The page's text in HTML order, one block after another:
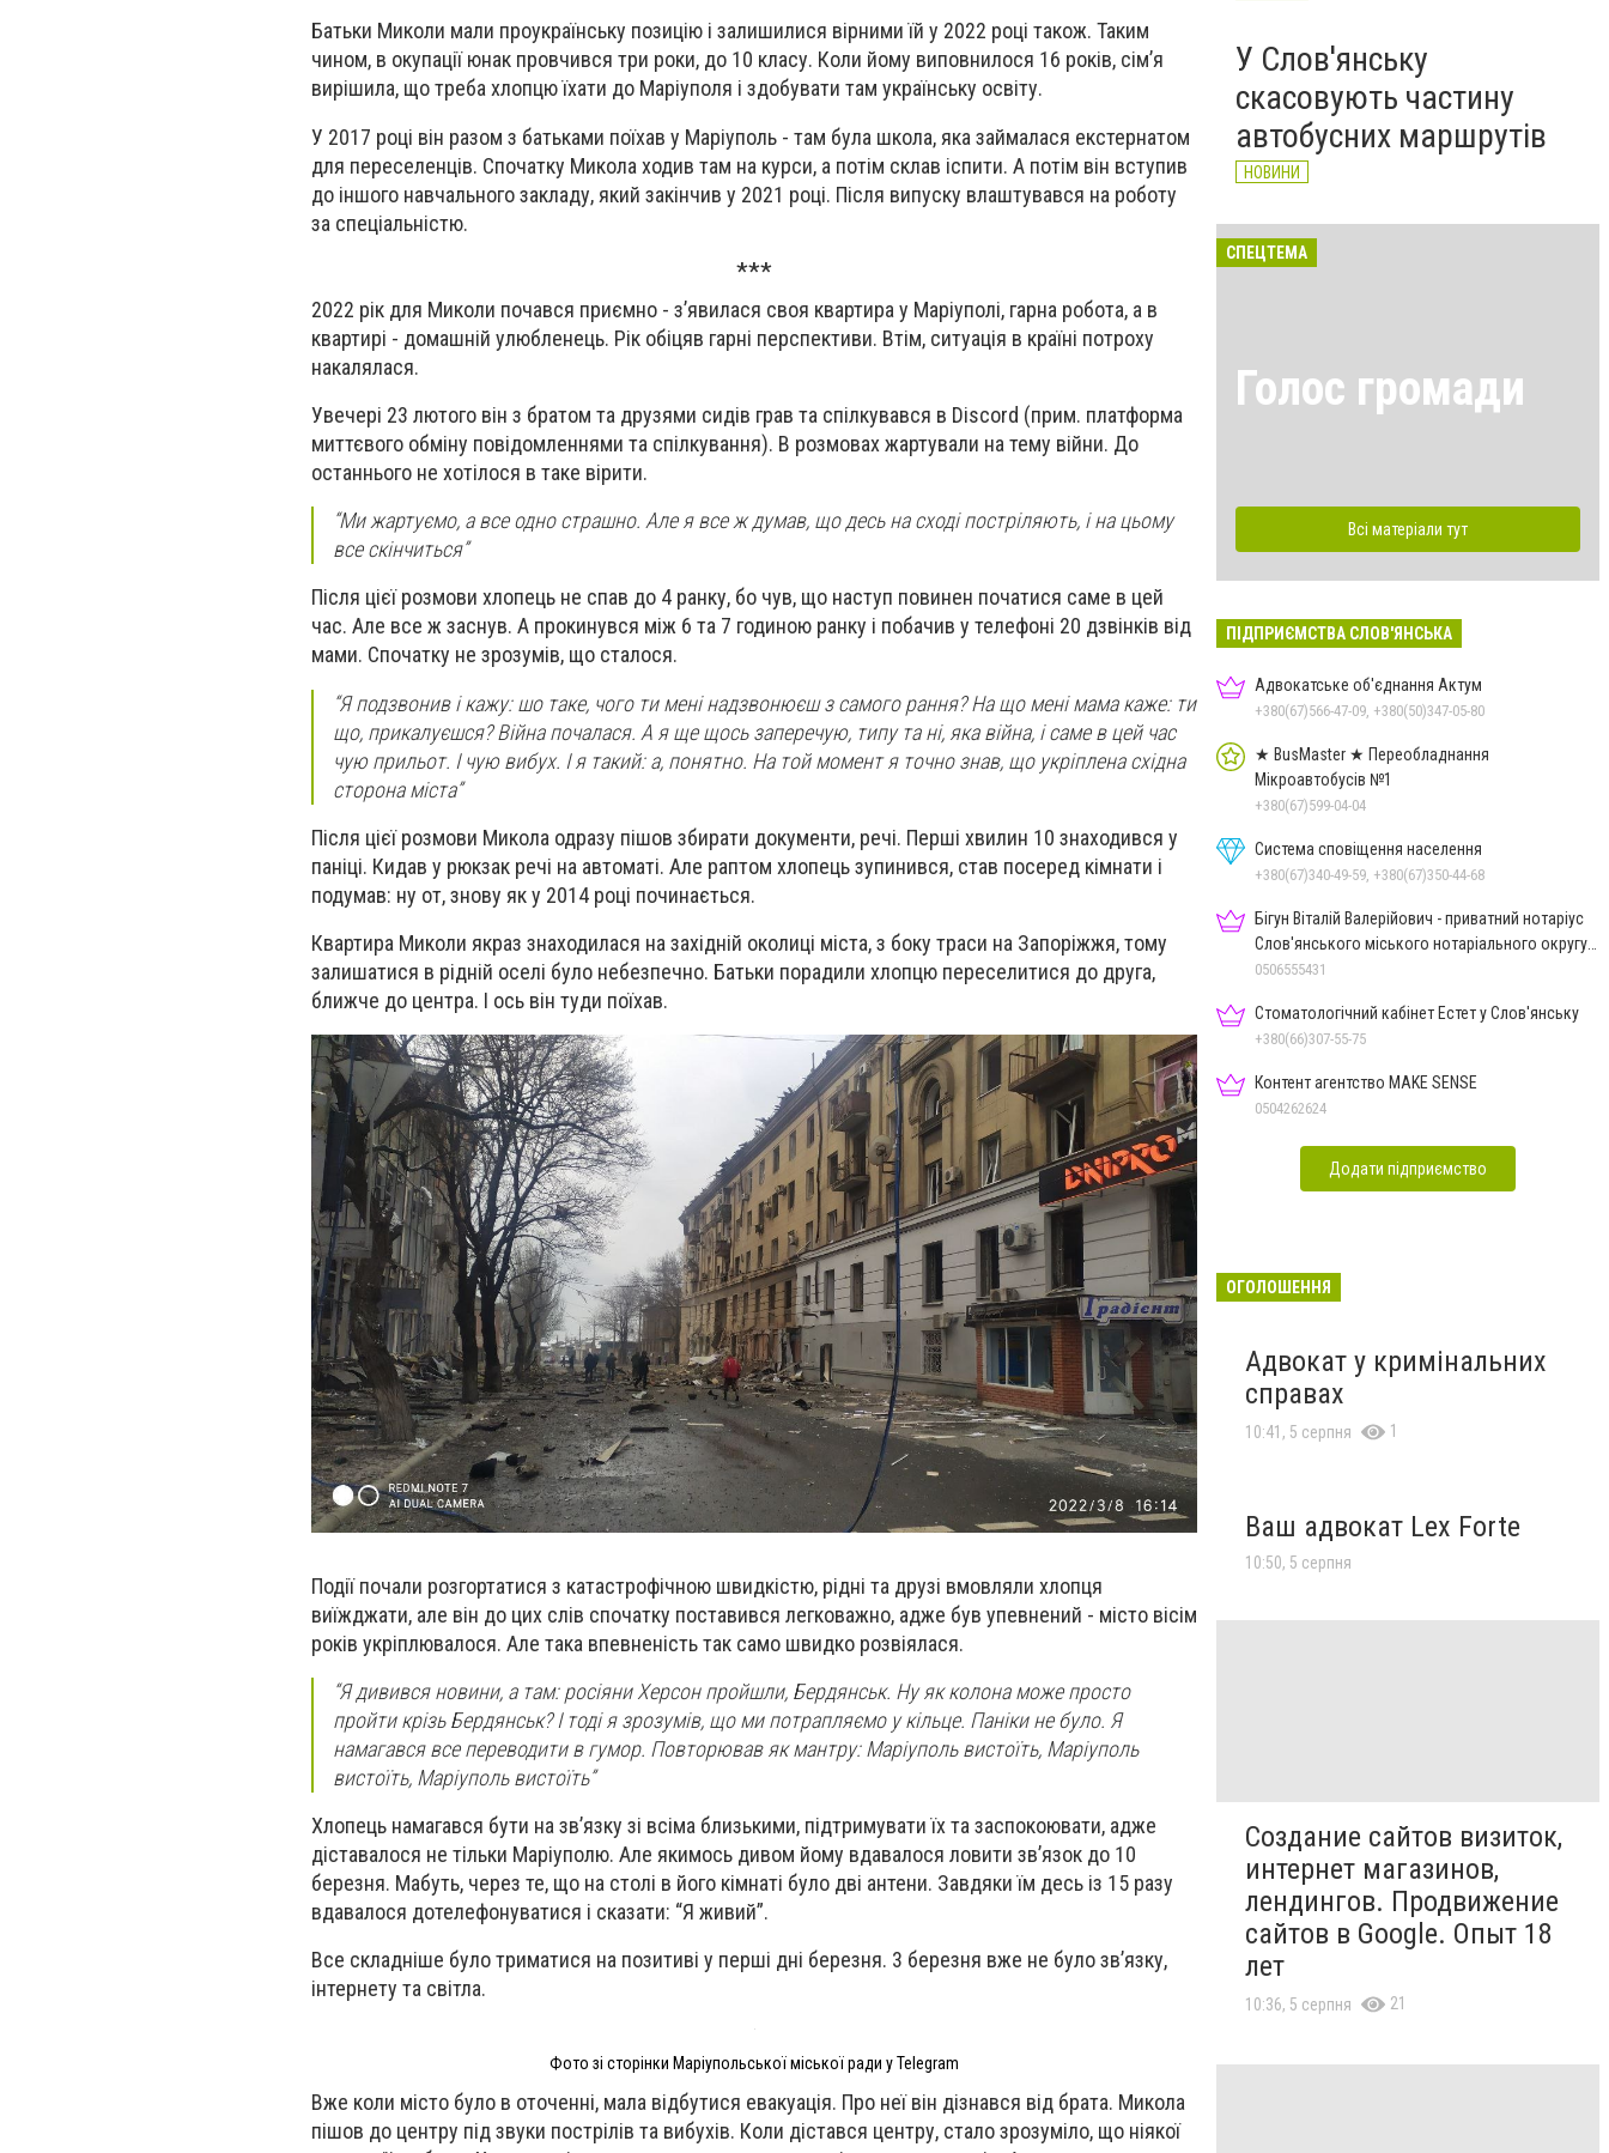
Батьки Миколи мали проукраїнську позицію і залишилися вірними їй у 2022 році також. Таким
чином, в окупації юнак провчився три роки, до 10 класу. Коли йому виповнилося 16 років, сім’я
вирішила, що треба хлопцю їхати до Маріуполя і здобувати там українську освіту.
У 2017 році він разом з батьками поїхав у Маріуполь - там була школа, яка займалася екстернатом
для переселенців. Спочатку Микола ходив там на курси, а потім склав іспити. А потім він вступив
до іншого навчального закладу, який закінчив у 2021 році. Після випуску влаштувався на роботу
за спеціальністю.
***
2022 рік для Миколи почався приємно - з’явилася своя квартира у Маріуполі, гарна робота, а в
квартирі - домашній улюбленець. Рік обіцяв гарні перспективи. Втім, ситуація в країні потроху
накалялася.
Увечері 23 лютого він з братом та друзями сидів грав та спілкувався в Discord (прим. платформа
миттєвого обміну повідомленнями та спілкування). В розмовах жартували на тему війни. До
останнього не хотілося в таке вірити.
“Ми жартуємо, а все одно страшно. Але я все ж думав, що десь на сході постріляють, і на цьому
все скінчиться”
Після цієї розмови хлопець не спав до 4 ранку, бо чув, що наступ повинен початися саме в цей
час. Але все ж заснув. А прокинувся між 6 та 7 годиною ранку і побачив у телефоні 20 дзвінків від
мами. Спочатку не зрозумів, що сталося.
“Я подзвонив і кажу: шо таке, чого ти мені надзвонюєш з самого рання? На що мені мама каже: ти
що, прикалуєшся? Війна почалася. А я ще щось заперечую, типу та ні, яка війна, і саме в цей час
чую прильот. І чую вибух. І я такий: а, понятно. На той момент я точно знав, що укріплена східна
сторона міста”
Після цієї розмови Микола одразу пішов збирати документи, речі. Перші хвилин 10 знаходився у
паніці. Кидав у рюкзак речі на автоматі. Але раптом хлопець зупинився, став посеред кімнати і
подумав: ну от, знову як у 2014 році починається.
Квартира Миколи якраз знаходилася на західній околиці міста, з боку траси на Запоріжжя, тому
залишатися в рідній оселі було небезпечно. Батьки порадили хлопцю переселитися до друга,
ближче до центра. І ось він туди поїхав.
Події почали розгортатися з катастрофічною швидкістю, рідні та друзі вмовляли хлопця
виїжджати, але він до цих слів спочатку поставився легковажно, адже був упевнений - місто вісім
років укріплювалося. Але така впевненість так само швидко розвіялася.
“Я дивився новини, а там: росіяни Херсон пройшли, Бердянськ. Ну як колона може просто
пройти крізь Бердянськ? І тоді я зрозумів, що ми потрапляємо у кільце. Паніки не було. Я
намагався все переводити в гумор. Повторював як мантру: Маріуполь вистоїть, Маріуполь
вистоїть, Маріуполь вистоїть”
Хлопець намагався бути на зв’язку зі всіма близькими, підтримувати їх та заспокоювати, адже
діставалося не тільки Маріуполю. Але якимось дивом йому вдавалося ловити зв’язок до 10
березня. Мабуть, через те, що на столі в його кімнаті було дві антени. Завдяки їм десь із 15 разу
вдавалося дотелефонуватися і сказати: “Я живий”.
Все складніше було триматися на позитиві у перші дні березня. 3 березня вже не було зв’язку,
інтернету та світла.
Фото зі сторінки Маріупольської міської ради у Telegram
Вже коли місто було в оточенні, мала відбутися евакуація. Про неї він дізнався від брата. Микола
пішов до центру під звуки пострілів та вибухів. Коли дістався центру, стало зрозуміло, що ніякої
У Слов'янську
скасовують частину
автобусних маршрутів
НОВИНИ
СПЕЦТЕМА
Голос громади
Всі матеріали тут
ПІДПРИЄМСТВА СЛОВ'ЯНСЬКА
Адвокатське об'єднання Актум
+380(67)566-47-09, +380(50)347-05-80
★ BusMaster ★ Переобладнання
Мікроавтобусів №1
+380(67)599-04-04
Система сповіщення населення
+380(67)340-49-59, +380(67)350-44-68
Бігун Віталій Валерійович - приватний нотаріус
Слов'янського міського нотаріального округу
Дон.обл.
0506555431
Стоматологічний кабінет Естет у Слов'янську
+380(66)307-55-75
Контент агентство MAKE SENSE
0504262624
Додати підприємство
ОГОЛОШЕННЯ
Адвокат у кримінальних
справах
10:41, 5 серпня 1
Ваш адвокат Lex Forte
10:50, 5 серпня
Создание сайтов визиток,
интернет магазинов,
лендингов. Продвижение
сайтов в Google. Опыт 18
лет
10:36, 5 серпня 21